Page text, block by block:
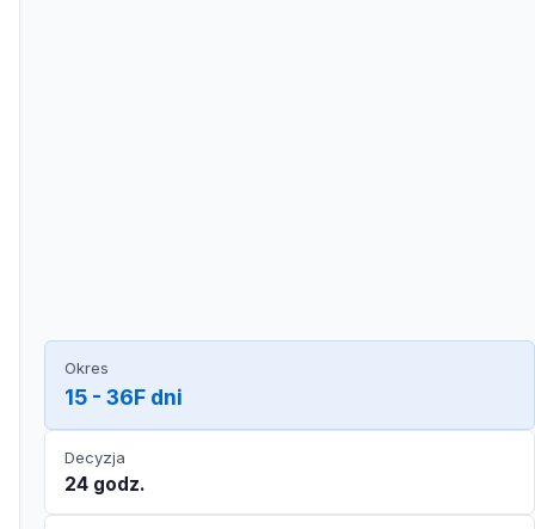
Okres
15 - 36F dni
Decyzja
24 godz.